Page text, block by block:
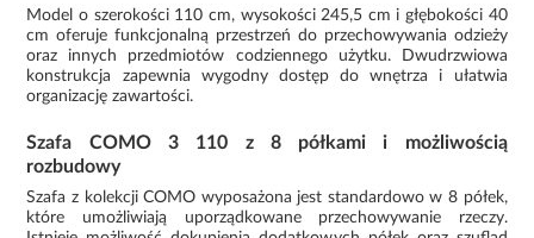
Model o szerokości 110 cm, wysokości 245,5 cm i głębokości 40
cm oferuje funkcjonalną przestrzeń do przechowywania odzieży
oraz innych przedmiotów codziennego użytku. Dwudrzwiowa
konstrukcja zapewnia wygodny dostęp do wnętrza i ułatwia
organizację zawartości.
Szafa COMO 3 110 z 8 półkami i możliwością
rozbudowy
Szafa z kolekcji COMO wyposażona jest standardowo w 8 półek,
które umożliwiają uporządkowane przechowywanie rzeczy.